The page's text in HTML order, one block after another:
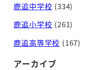
鹿追中学校 (334)
鹿追小学校 (261)
鹿追高等学校 (167)
アーカイブ